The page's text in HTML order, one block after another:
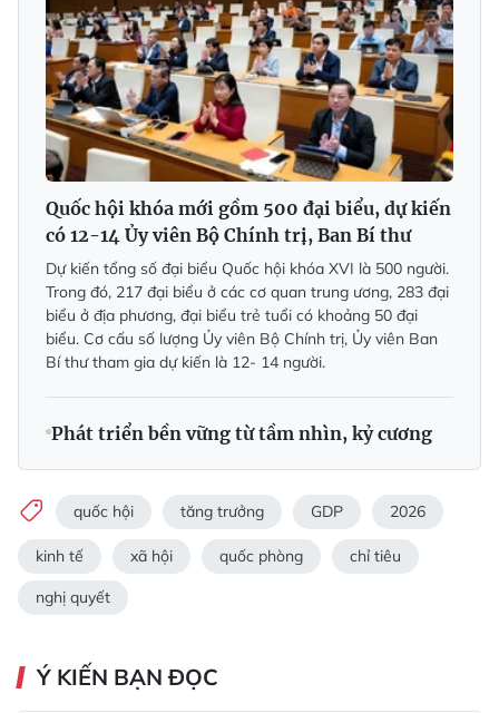
Quốc hội khóa mới gồm 500 đại biểu, dự kiến
có 12-14 Ủy viên Bộ Chính trị, Ban Bí thư
Dự kiến tổng số đại biểu Quốc hội khóa XVI là 500 người.
Trong đó, 217 đại biểu ở các cơ quan trung ương, 283 đại
biểu ở địa phương, đại biểu trẻ tuổi có khoảng 50 đại
biểu. Cơ cấu số lượng Ủy viên Bộ Chính trị, Ủy viên Ban
Bí thư tham gia dự kiến là 12- 14 người.
Phát triển bền vững từ tầm nhìn, kỷ cương
quốc hội tăng trưởng GDP 2026
kinh tế xã hội quốc phòng chỉ tiêu
nghị quyết
Ý KIẾN BẠN ĐỌC